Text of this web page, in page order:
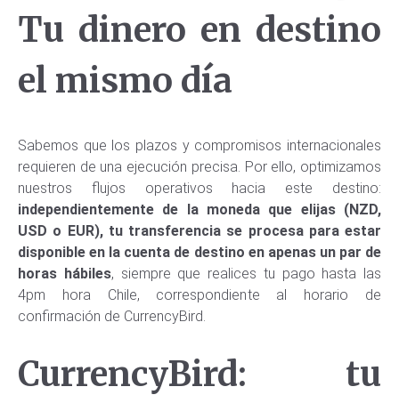
Tu dinero en destino
el mismo día
Sabemos que los plazos y compromisos internacionales
requieren de una ejecución precisa. Por ello, optimizamos
nuestros flujos operativos hacia este destino:
independientemente de la moneda que elijas (NZD,
USD o EUR), tu transferencia se procesa para estar
disponible en la cuenta de destino en apenas un par de
horas hábiles, siempre que realices tu pago hasta las
4pm hora Chile, correspondiente al horario de
confirmación de CurrencyBird.
CurrencyBird: tu